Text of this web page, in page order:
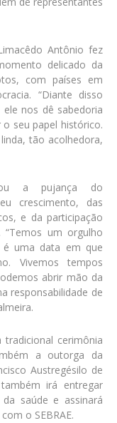
Antônio fez
delicado da
com países em
“Diante disso
nos dê sabedoria
seu papel histórico.
tão acolhedora,
a pujança do
crescimento, das
e da participação
“Temos um orgulho
é uma data em que
Vivemos tempos
abrir mão da
responsabilidade de
cerimônia
a outorga da
Austregésilo de
irá entregar
saúde e assinará
o SEBRAE.